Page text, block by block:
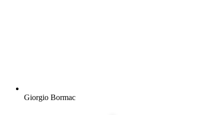
Giorgio Bormac